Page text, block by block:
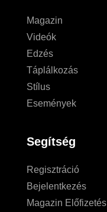
Magazin
Videók
Edzés
Táplálkozás
Stílus
Események
Segítség
Regisztráció
Bejelentkezés
Magazin Előfizetés